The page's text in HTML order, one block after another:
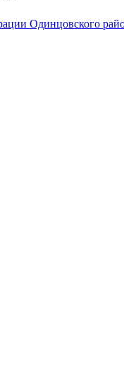
Одинцовского